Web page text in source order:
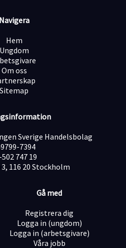
aktiviteter med teamet
prylar, körkortspaket och
12:00–21:00 (inga tidiga
krävs – vi utbildar dig inom
Skicka in din ansökan
Navigera
Hem
Ungdom
Om oss
Sitemap
Sverige Handelsbolag
7394
747 19
116 20 Stockholm
Gå med
Registrera dig
Logga in (ungdom)
Logga in (arbetsgivare)
Våra jobb